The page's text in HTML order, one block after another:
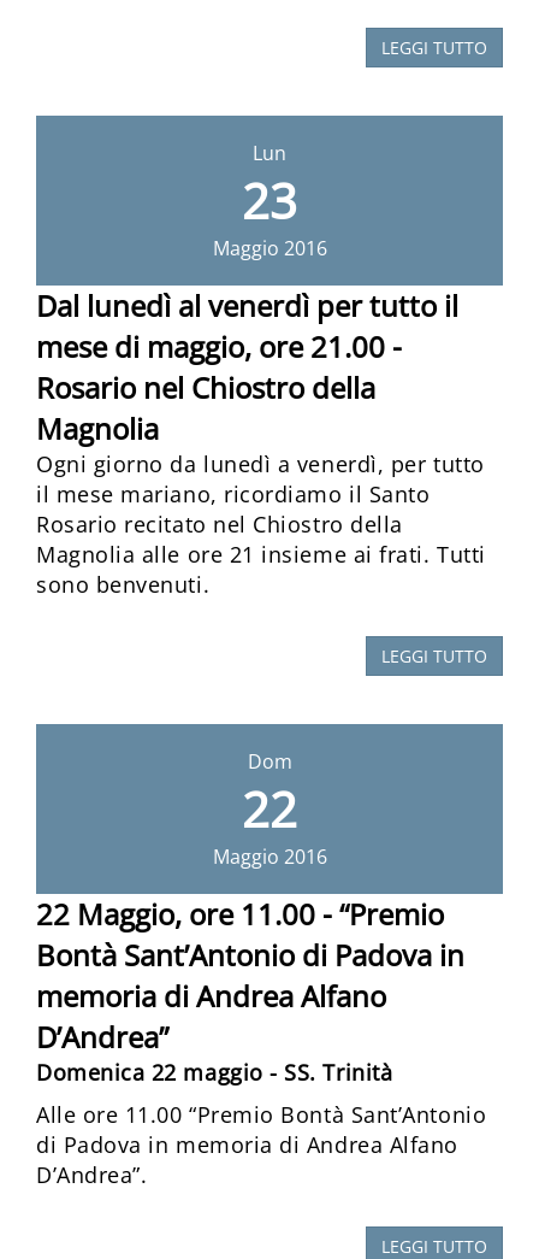
LEGGI TUTTO
Lun
23
Maggio 2016
Dal lunedì al venerdì per tutto il
mese di maggio, ore 21.00 -
Rosario nel Chiostro della
Magnolia
Ogni giorno da lunedì a venerdì, per tutto
il mese mariano, ricordiamo il Santo
Rosario recitato nel Chiostro della
Magnolia alle ore 21 insieme ai frati. Tutti
sono benvenuti.
LEGGI TUTTO
Dom
22
Maggio 2016
22 Maggio, ore 11.00 - “Premio
Bontà Sant’Antonio di Padova in
memoria di Andrea Alfano
D’Andrea”
Domenica 22 maggio - SS. Trinità
Alle ore 11.00 “Premio Bontà Sant’Antonio
di Padova in memoria di Andrea Alfano
D’Andrea”.
LEGGI TUTTO